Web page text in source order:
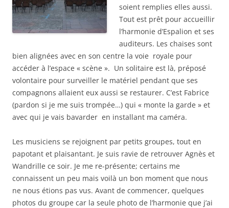
soient remplies elles aussi.
Tout est prêt pour accueillir
l’harmonie d’Espalion et ses
auditeurs. Les chaises sont
bien alignées avec en son centre la voie royale pour
accéder à l’espace « scène ». Un solitaire est là, préposé
volontaire pour surveiller le matériel pendant que ses
compagnons allaient eux aussi se restaurer. C’est Fabrice
(pardon si je me suis trompée…) qui « monte la garde » et
avec qui je vais bavarder en installant ma caméra.
Les musiciens se rejoignent par petits groupes, tout en
papotant et plaisantant. Je suis ravie de retrouver Agnès et
Wandrille ce soir. Je me re-présente; certains me
connaissent un peu mais voilà un bon moment que nous
ne nous étions pas vus. Avant de commencer, quelques
photos du groupe car la seule photo de l’harmonie que j’ai